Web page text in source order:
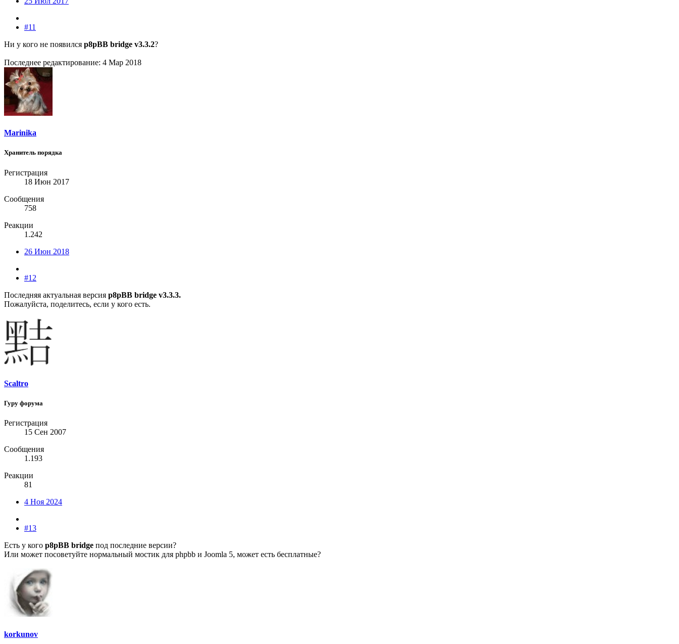
#11
Ни у кого не появился p8pBB bridge v3.3.2?
Последнее редактирование: 4 Мар 2018
Marinika
Хранитель порядка
Регистрация
18 Июн 2017
Сообщения
758
Реакции
1.242
26 Июн 2018
#12
Последняя актуальная версия p8pBB bridge v3.3.3.
Пожалуйста, поделитесь, если у кого есть.
Scaltro
Гуру форума
Регистрация
15 Сен 2007
Сообщения
1.193
Реакции
81
4 Ноя 2024
#13
Есть у кого p8pBB bridge под последние версии?
Или может посоветуйте нормальный мостик для phpbb и Joomla 5, может есть бесплатные?
korkunov